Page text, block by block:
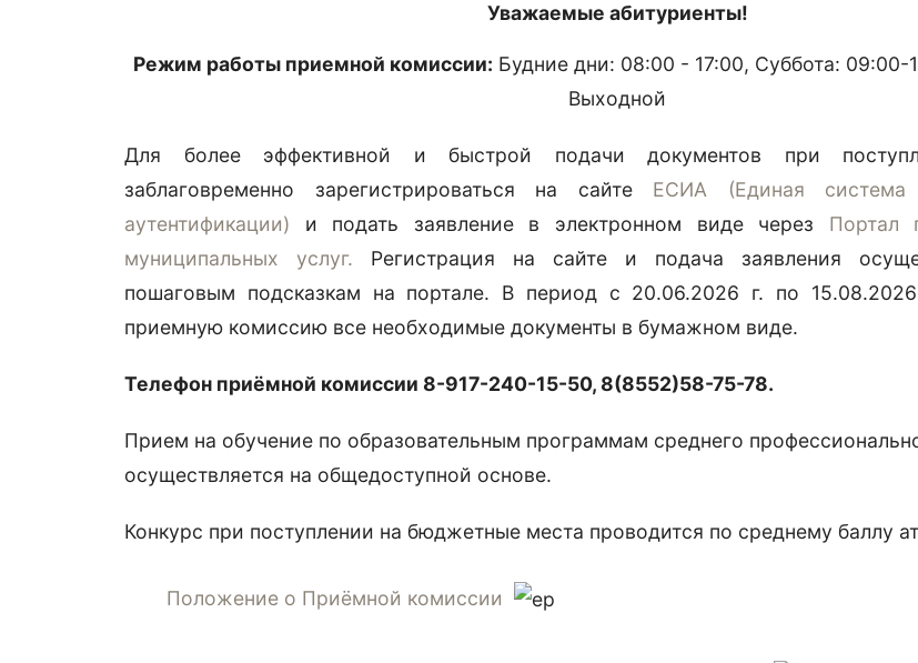
Уважаемые абитуриенты!
Режим работы приемной комиссии: Будние дни: 08:00 - 17:00, Суббота: 09:00-
Выходной
Для более эффективной и быстрой подачи документов при
заблаговременно зарегистрироваться на сайте ЕСИА (Единая система
аутентификации) и подать заявление в электронном виде через Портал
муниципальных услуг. Регистрация на сайте и подача заявления
пошаговым подсказкам на портале. В период с 20.06.2026 г. по
приемную комиссию все необходимые документы в бумажном виде.
Телефон приёмной комиссии 8-917-240-15-50, 8(8552)58-75-78.
Прием на обучение по образовательным программам среднего
осуществляется на общедоступной основе.
Конкурс при поступлении на бюджетные места проводится по среднему баллу
Положение о Приёмной комиссии